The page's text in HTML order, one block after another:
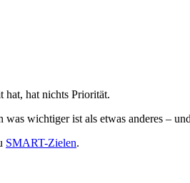
hat, hat nichts Priorität.
wichtiger ist als etwas anderes –
SMART-Zielen.